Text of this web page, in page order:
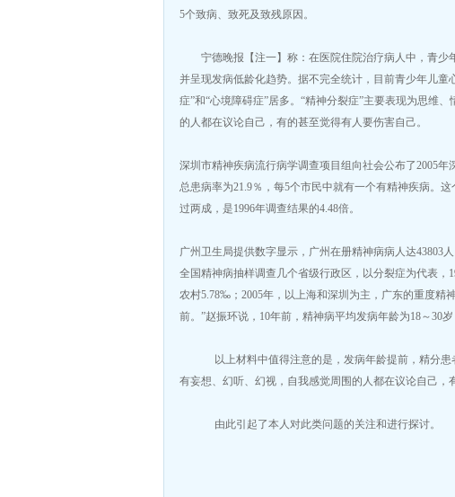
5个致病、致死及致残原因。
宁德晚报【注一】称：在医院住院治疗病人中，青少
并呈现发病低龄化趋势。据不完全统计，目前青少年儿
症”和“心境障碍症”居多。“精神分裂症”主要表现为思维
的人都在议论自己，有的甚至觉得有人要伤害自己。
深圳市精神疾病流行病学调查项目组向社会公布了2005
总患病率为21.9％，每5个市民中就有一个有精神疾病。
过两成，是1996年调查结果的4.48倍。
广州卫生局提供数字显示，广州在册精神病病人达43803
全国精神病抽样调查几个省级行政区，以分裂症为代表
农村5.78‰；2005年，以上海和深圳为主，广东的重度精
前。”赵振环说，10年前，精神病平均发病年龄为18～30
以上材料中值得注意的是，发病年龄提前，精分患者
有妄想、幻听、幻视，自我感觉周围的人都在议论自己，
由此引起了本人对此类问题的关注和进行探讨。